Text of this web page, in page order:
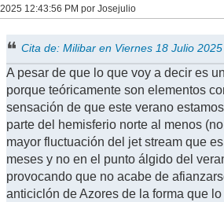
2025 12:43:56 PM por Josejulio
Cita de: Milibar en Viernes 18 Julio
A pesar de que lo que voy a decir es
porque teóricamente son elementos
sensación de que este verano
parte del hemisferio norte al menos
mayor fluctuación del jet stream que
meses y no en el punto álgido del
provocando que no acabe de
anticiclón de Azores de la forma que